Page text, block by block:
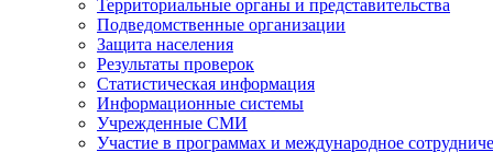
Территориальные органы и представительства
Подведомственные организации
Защита населения
Результаты проверок
Статистическая информация
Информационные системы
Учрежденные СМИ
Участие в программах и международное